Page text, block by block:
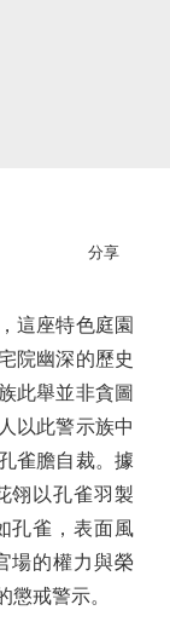
分享
這座特色庭園
院幽深的歷史
此舉並非貪圖
以此警示族中
雀膽自裁。據
翎以孔雀羽製
孔雀，表面風
場的權力與榮
戒警示。